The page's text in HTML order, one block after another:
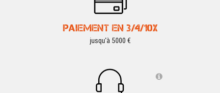
PAIEMENT EN 3/4/10X
jusqu'à 5000 €